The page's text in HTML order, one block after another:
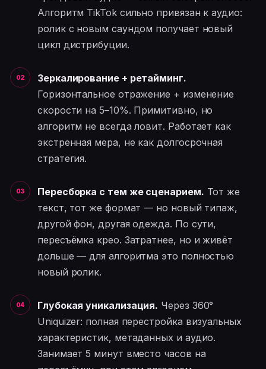
Алгоритм TikTok сильно привязан к аудио:
ролик с новым саундом получает новый
цикл дистрибуции.
Зеркалирование + ретайминг.
Горизонтальное отражение + изменение
скорости на 5–10%. Примитивно, но
алгоритм не всегда ловит. Работает как
экстренная мера, не как долгосрочная
стратегия.
Пересборка с тем же сценарием. Тот же
текст, тот же формат — но новый типаж,
другой фон, другая одежда. По сути,
пересъёмка крео. Затратнее, но и живёт
дольше — для алгоритма это полностью
новый ролик.
Глубокая уникализация. Через 360°
Uniquizer: полная перестройка визуальных
характеристик, метаданных и аудио.
Занимает 5 минут вместо часов на